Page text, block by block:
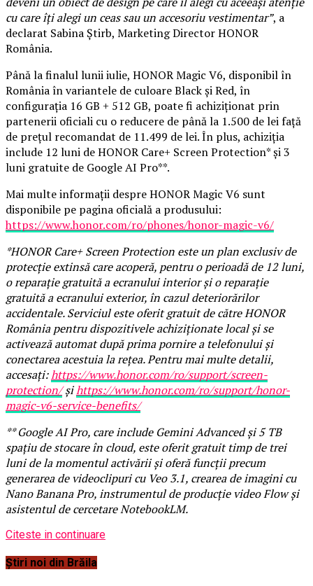
cu care îți alegi un ceas sau un accesoriu vestimentar”, a
declarat Sabina Știrb, Marketing Director HONOR
România.
Până la finalul lunii iulie, HONOR Magic V6, disponibil în
România în variantele de culoare Black și Red, în
configurația 16 GB + 512 GB, poate fi achiziționat prin
partenerii oficiali cu o reducere de până la 1.500 de lei față
de prețul recomandat de 11.499 de lei. În plus, achiziția
include 12 luni de HONOR Care+ Screen Protection* și 3
luni gratuite de Google AI Pro**.
Mai multe informații despre HONOR Magic V6 sunt
disponibile pe pagina oficială a produsului:
https://www.honor.com/ro/phones/honor-magic-v6/
*HONOR Care+ Screen Protection este un plan exclusiv de
protecție extinsă care acoperă, pentru o perioadă de 12 luni,
o reparație gratuită a ecranului interior și o reparație
gratuită a ecranului exterior, în cazul deteriorărilor
accidentale. Serviciul este oferit gratuit de către HONOR
România pentru dispozitivele achiziționate local și se
activează automat după prima pornire a telefonului și
conectarea acestuia la rețea. Pentru mai multe detalii,
accesați:https://www.honor.com/ro/support/screen-
protection/șihttps://www.honor.com/ro/support/honor-
magic-v6-service-benefits/
** Google AI Pro, care include Gemini Advanced și 5 TB
spațiu de stocare în cloud, este oferit gratuit timp de trei
luni de la momentul activării și oferă funcții precum
generarea de videoclipuri cu Veo 3.1, crearea de imagini cu
Nano Banana Pro, instrumentul de producție video Flow și
asistentul de cercetare NotebookLM.
Citeste in continuare
Știri noi din Brăila